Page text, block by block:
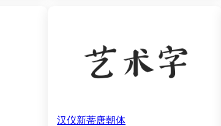
汉仪新蒂唐朝体